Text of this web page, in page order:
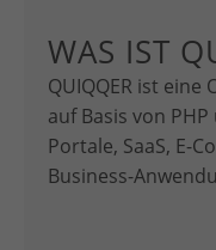
WAS IST
QUIQQER ist
auf Basis von
Portale, SaaS, E-
Business-